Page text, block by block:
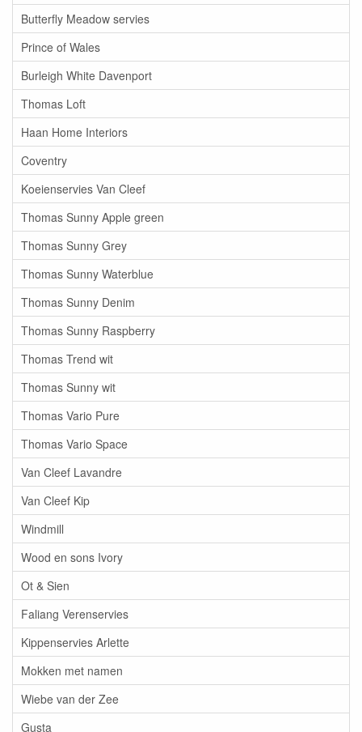
Butterfly Meadow servies
Prince of Wales
Burleigh White Davenport
Thomas Loft
Haan Home Interiors
Coventry
Koeienservies Van Cleef
Thomas Sunny Apple green
Thomas Sunny Grey
Thomas Sunny Waterblue
Thomas Sunny Denim
Thomas Sunny Raspberry
Thomas Trend wit
Thomas Sunny wit
Thomas Vario Pure
Thomas Vario Space
Van Cleef Lavandre
Van Cleef Kip
Windmill
Wood en sons Ivory
Ot & Sien
Faliang Verenservies
Kippenservies Arlette
Mokken met namen
Wiebe van der Zee
Gusta